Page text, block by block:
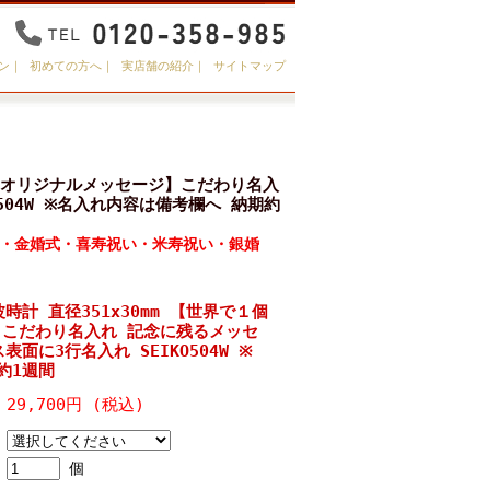
｜ 初めての方へ ｜ 実店舗の紹介 ｜ サイトマップ
ジナルメッセージ】こだわり名入
※名入れ内容は備考欄へ 納期約
金婚式・喜寿祝い・米寿祝い・銀婚
計 直径351x30mm 【世界で１個
だわり名入れ 記念に残るメッセ
面に3行名入れ SEIKO504W ※
1週間
29,700円 (税込)
個